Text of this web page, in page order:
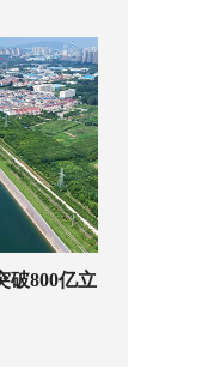
破800亿立